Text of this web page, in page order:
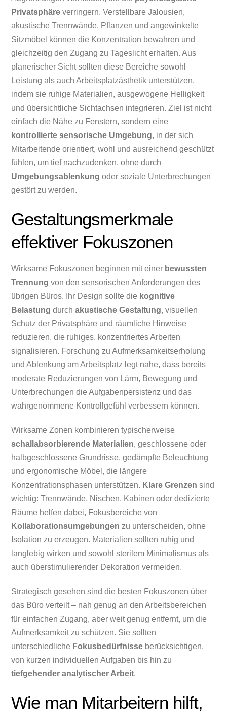
Privatsphäre verringern. Verstellbare Jalousien,
akustische Trennwände, Pflanzen und angewinkelte
Sitzmöbel können die Konzentration bewahren und
gleichzeitig den Zugang zu Tageslicht erhalten. Aus
planerischer Sicht sollten diese Bereiche sowohl
Leistung als auch Arbeitsplatzästhetik unterstützen,
indem sie ruhige Materialien, ausgewogene Helligkeit
und übersichtliche Sichtachsen integrieren. Ziel ist nicht
einfach die Nähe zu Fenstern, sondern eine
kontrollierte sensorische Umgebung, in der sich
Mitarbeitende orientiert, wohl und ausreichend geschützt
fühlen, um tief nachzudenken, ohne durch
Umgebungsablenkung oder soziale Unterbrechungen
gestört zu werden.
Gestaltungsmerkmale
effektiver Fokuszonen
Wirksame Fokuszonen beginnen mit einer bewussten
Trennung von den sensorischen Anforderungen des
übrigen Büros. Ihr Design sollte die kognitive
Belastung durchakustische Gestaltung, visuellen
Schutz der Privatsphäre und räumliche Hinweise
reduzieren, die ruhiges, konzentriertes Arbeiten
signalisieren. Forschung zu Aufmerksamkeitserholung
und Ablenkung am Arbeitsplatz legt nahe, dass bereits
moderate Reduzierungen von Lärm, Bewegung und
Unterbrechungen die Aufgabenpersistenz und das
wahrgenommene Kontrollgefühl verbessern können.
Wirksame Zonen kombinieren typischerweise
schallabsorbierende Materialien, geschlossene oder
halbgeschlossene Grundrisse, gedämpfte Beleuchtung
und ergonomische Möbel, die längere
Konzentrationsphasen unterstützen. Klare Grenzen sind
wichtig: Trennwände, Nischen, Kabinen oder dedizierte
Räume helfen dabei, Fokusbereiche von
Kollaborationsumgebungen zu unterscheiden, ohne
Isolation zu erzeugen. Materialien sollten ruhig und
langlebig wirken und sowohl sterilem Minimalismus als
auch überstimulierender Dekoration vermeiden.
Strategisch gesehen sind die besten Fokuszonen über
das Büro verteilt – nah genug an den Arbeitsbereichen
für einfachen Zugang, aber weit genug entfernt, um die
Aufmerksamkeit zu schützen. Sie sollten
unterschiedliche Fokusbedürfnisse berücksichtigen,
von kurzen individuellen Aufgaben bis hin zu
tiefgehender analytischer Arbeit.
Wie man Mitarbeitern hilft,